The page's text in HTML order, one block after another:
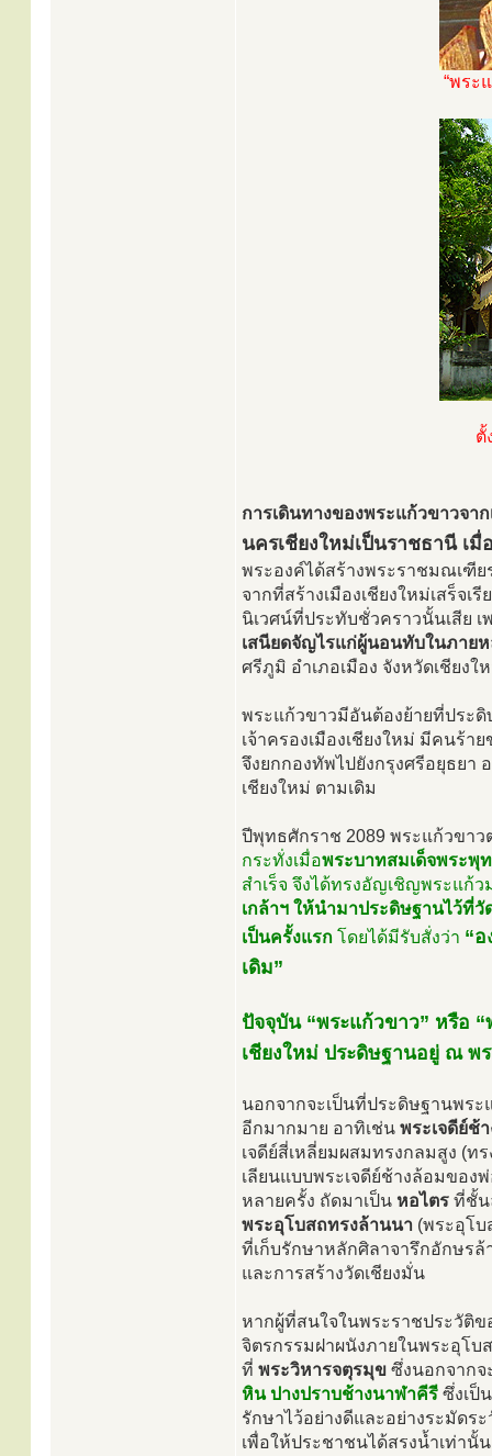
“พระ
ตั้
การเดินทางของพระแก้วขาวจา
นครเชียงใหม่เป็นราชธานี เ
พระองค์ได้สร้างพระราชมณเฑีย
จากที่สร้างเมืองเชียงใหม่เสร็จ
นิเวศน์ที่ประทับชั่วคราวนั้นเสีย เ
เสนียดจัญไรแก่ผู้นอนทับในภายห
ศรีภูมิ อำเภอเมือง จังหวัดเชียง
พระแก้วขาวมีอันต้องย้ายที่ประ
เจ้าครองเมืองเชียงใหม่ มีคนร้า
จึงยกกองทัพไปยังกรุงศรีอยุธยา
เชียงใหม่ ตามเดิม
ปีพุทธศักราช 2089 พระแก้วขา
กระทั่งเมื่อพระบาทสมเด็จพระพุ
สำเร็จ จึงได้ทรงอัญเชิญพระแก้
เกล้าฯ ให้นำมาประดิษฐานไว้ที่
เป็นครั้งแรก โดยได้มีรับสั่งว่า “อ
เดิม”
ปัจจุบัน “พระแก้วขาว” หรือ
เชียงใหม่ ประดิษฐานอยู่ ณ พ
นอกจากจะเป็นที่ประดิษฐานพร
อีกมากมาย อาทิเช่น พระเจดีย์ช้
เจดีย์สี่เหลี่ยมผสมทรงกลมสูง (ท
เลียนแบบพระเจดีย์ช้างล้อมขอ
หลายครั้ง ถัดมาเป็น หอไตร ที่ชั้น
พระอุโบสถทรงล้านนา (พระอุโบ
ที่เก็บรักษาหลักศิลาจารึกอักษรล้
และการสร้างวัดเชียงมั่น
หากผู้ที่สนใจในพระราชประวัติข
จิตรกรรมฝาผนังภายในพระอุโบ
ที่ พระวิหารจตุรมุข ซึ่งนอกจากจ
หิน ปางปราบช้างนาฬาคีรี ซึ่งเป็
รักษาไว้อย่างดีและอย่างระมัดร
เพื่อให้ประชาชนได้สรงน้ำเท่านั้น